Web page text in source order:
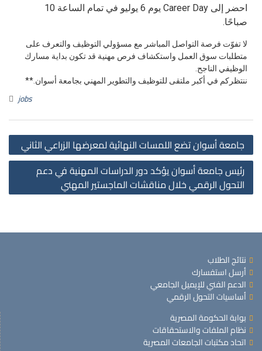
احضر إلى Career Day يوم 6 يوليو في تمام الساعة 10
صباحًا.
لا تفوّت فرصة التواصل المباشر مع مسؤولي التوظيف والتعرف على
متطلبات سوق العمل واستكشاف فرص مهنية قد تكون بداية مسارك
الوظيفي الناجح.
ننتظركم في أكبر ملتقى للتوظيف والتطوير المهني بجامعة أسوان.**
jobs
جامعة أسوان تضع اللمسات النهائية لمعرضها الزراعي الثاني
رئيس جامعة أسوان يؤكد دور الدراسات المهنية في دعم
التحول الرقمي خلال مناقشات الماجستير المهني
نتائج الطلاب
أرسل استفسارك
الدعم الفني للإيميل الجامعي
أساسيات التحول الرقمي
بوابة الحكومة المصرية
نظام الملفات والاستحقاقات
اتحاد مكتبات الجامعات المصرية